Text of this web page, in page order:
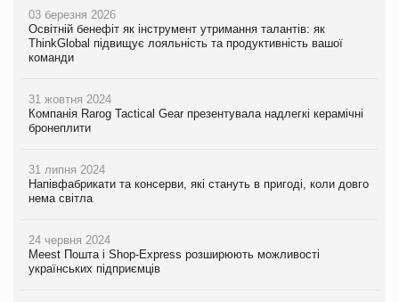
03 березня 2026
Освітній бенефіт як інструмент утримання талантів: як
ThinkGlobal підвищує лояльність та продуктивність вашої
команди
31 жовтня 2024
Компанія Rarog Tactical Gear презентувала надлегкі керамічні
бронеплити
31 липня 2024
Напівфабрикати та консерви, які стануть в пригоді, коли довго
нема світла
24 червня 2024
Meest Пошта і Shop-Express розширюють можливості
українських підприємців